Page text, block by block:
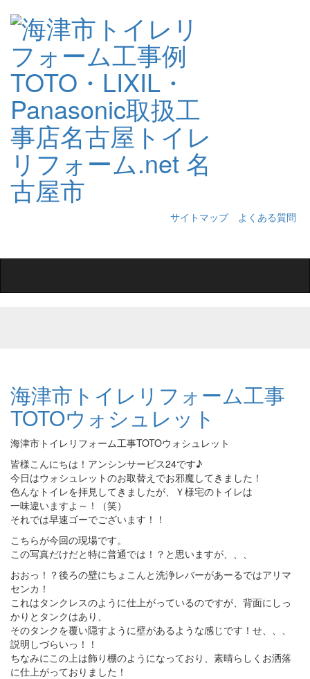
サイトマップ
よくある質問
海津市トイレリフォーム工事
TOTOウォシュレット
海津市トイレリフォーム工事TOTOウォシュレット
皆様こんにちは！アンシンサービス24です♪
今日はウォシュレットのお取替えでお邪魔してきました！
色んなトイレを拝見してきましたが、Ｙ様宅のトイレは
一味違いますよ～！（笑）
それでは早速ゴーでございます！！
こちらが今回の現場です。
この写真だけだと特に普通では！？と思いますが、、、
おおっ！？後ろの壁にちょこんと洗浄レバーがあーるではアリマ
センカ！
これはタンクレスのように仕上がっているのですが、背面にしっ
かりとタンクはあり、
そのタンクを覆い隠すように壁があるような感じです！せ、、、
説明しづらいっ！！
ちなみにこの上は飾り棚のようになっており、素晴らしくお洒落
に仕上がっておりました！